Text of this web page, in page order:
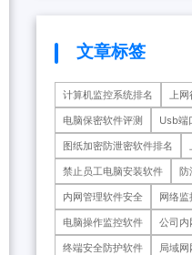
下辖
药
瘤医
文章标签
计算机监控系统排名
上
电脑保密软件评测
Usb端
图纸加密防泄密软件排名
禁止员工电脑安装软件
防
内网管理软件安全
网络监
电脑操作监控软件
公司内
终端安全防护软件
局域